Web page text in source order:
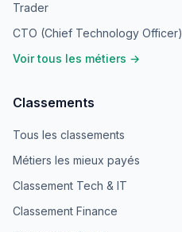
Trader
CTO (Chief Technology Officer)
Voir tous les métiers →
Classements
Tous les classements
Métiers les mieux payés
Classement Tech & IT
Classement Finance